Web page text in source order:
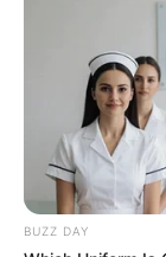
BUZZ DAY